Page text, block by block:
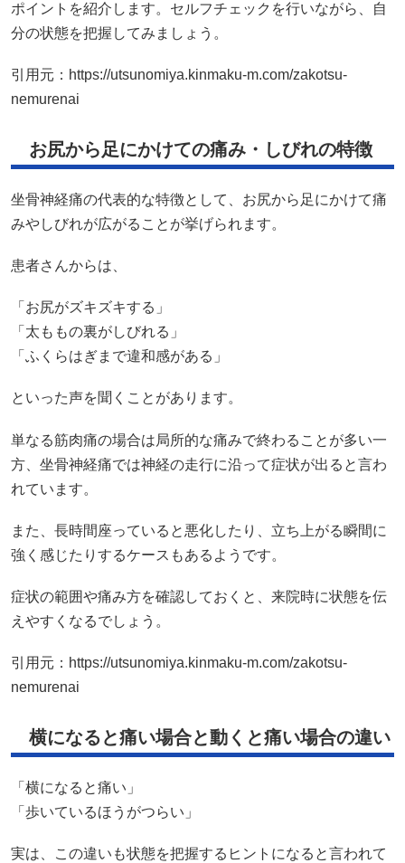
ポイントを紹介します。セルフチェックを行いながら、自
分の状態を把握してみましょう。
引用元： https://utsunomiya.kinmaku-m.com/zakotsu-
nemurenai
お尻から足にかけての痛み・しびれの特徴
坐骨神経痛の代表的な特徴として、お尻から足にかけて痛
みやしびれが広がることが挙げられます。
患者さんからは、
「お尻がズキズキする」
「太ももの裏がしびれる」
「ふくらはぎまで違和感がある」
といった声を聞くことがあります。
単なる筋肉痛の場合は局所的な痛みで終わることが多い一
方、坐骨神経痛では神経の走行に沿って症状が出ると言わ
れています。
また、長時間座っていると悪化したり、立ち上がる瞬間に
強く感じたりするケースもあるようです。
症状の範囲や痛み方を確認しておくと、来院時に状態を伝
えやすくなるでしょう。
引用元： https://utsunomiya.kinmaku-m.com/zakotsu-
nemurenai
横になると痛い場合と動くと痛い場合の違い
「横になると痛い」
「歩いているほうがつらい」
実は、この違いも状態を把握するヒントになると言われて